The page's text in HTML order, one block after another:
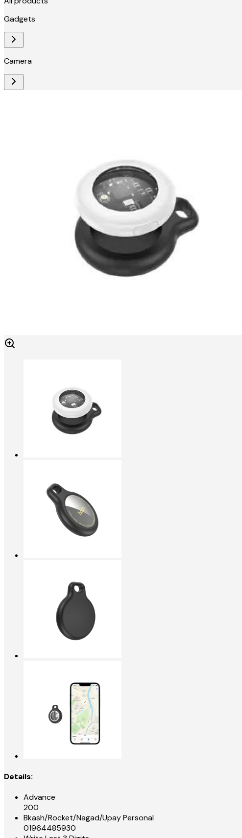
Gadgets
Camera
Details:
Advance
200
Bkash/Rocket/Nagad/Upay Personal
01964485930